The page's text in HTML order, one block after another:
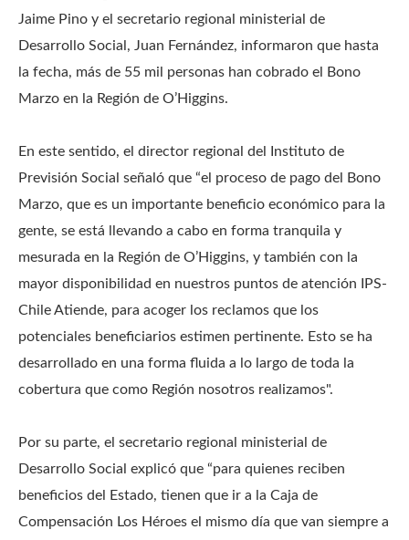
Jaime Pino y el secretario regional ministerial de
Desarrollo Social, Juan Fernández, informaron que hasta
la fecha, más de 55 mil personas han cobrado el Bono
Marzo en la Región de O’Higgins.
En este sentido, el director regional del Instituto de
Previsión Social señaló que “el proceso de pago del Bono
Marzo, que es un importante beneficio económico para la
gente, se está llevando a cabo en forma tranquila y
mesurada en la Región de O’Higgins, y también con la
mayor disponibilidad en nuestros puntos de atención IPS-
Chile Atiende, para acoger los reclamos que los
potenciales beneficiarios estimen pertinente. Esto se ha
desarrollado en una forma fluida a lo largo de toda la
cobertura que como Región nosotros realizamos".
Por su parte, el secretario regional ministerial de
Desarrollo Social explicó que “para quienes reciben
beneficios del Estado, tienen que ir a la Caja de
Compensación Los Héroes el mismo día que van siempre a